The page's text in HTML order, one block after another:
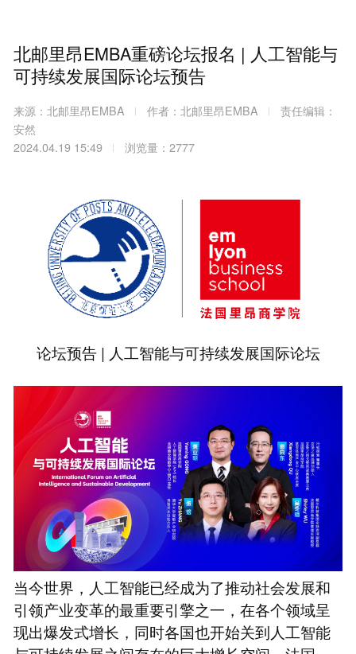
北邮里昂EMBA重磅论坛报名 | 人工智能与
可持续发展国际论坛预告
来源：北邮里昂EMBA 作者：北邮里昂EMBA
责任编辑：
安然
2024.04.19 15:49
浏览量：2777
论坛预告 | 人工智能与可持续发展国际论坛
当今世界，人工智能已经成为了推动社会发展和
引领产业变革的最重要引擎之一，在各个领域呈
现出爆发式增长，同时各国也开始关到人工智能